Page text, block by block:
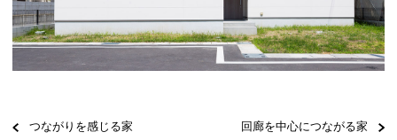
つながりを感じる家 回廊を中心につながる家